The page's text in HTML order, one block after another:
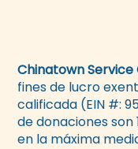
Chinatown
fines de lucro
calificada (EIN #:
de donaciones son
en la máxima